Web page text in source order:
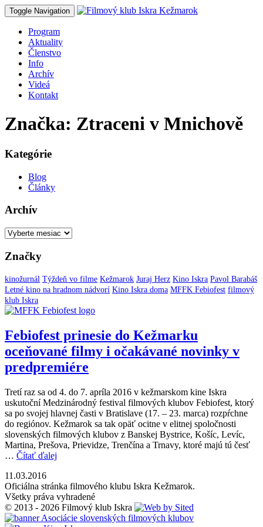
Toggle Navigation
Program
Aktuality
Členstvo
Info
Archív
Videá
Kontakt
Značka: Ztraceni v Mnichově
Kategórie
Blog
Články
Archív
Archív
Značky
kinožurnál Týždeň vo filme Kežmarok Juraj Herz Kino Iskra Pavol Barabáš
Letné kino na hradnom nádvorí Kino Iskra doma MFFK Febiofest filmový
klub Iskra
Febiofest prinesie do Kežmarku
oceňované filmy i očakávané novinky v
predpremiére
Tretí raz sa od 4. do 7. apríla 2016 v kežmarskom kine Iskra
uskutoční Medzinárodný festival filmových klubov Febiofest, ktorý
sa po svojej hlavnej časti v Bratislave (17. – 23. marca) rozpŕchne
do regiónov. Kežmarok sa tak opäť ocitne v elitnej spoločnosti
slovenských filmových klubov z Banskej Bystrice, Košíc, Levíc,
Martina, Prešova, Prievidze, Trenčína a Trnavy, ktoré majú tú česť
… Čítať ďalej
11.03.2016
Oficiálna stránka filmového klubu Iskra Kežmarok.
Všetky práva vyhradené
© 2013 - 2026 Filmový klub Iskra